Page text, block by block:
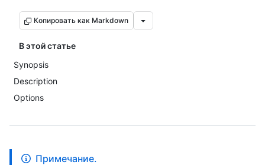
Копировать как Markdown
В этой статье
Synopsis
Description
Options
Примечание.